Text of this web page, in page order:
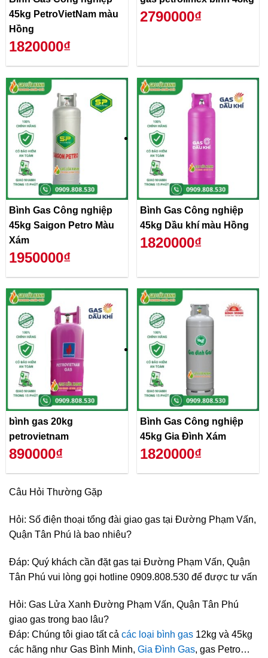
45kg PetroVietNam màu
Hồng
1820000₫
2790000₫
Bình Gas Công nghiệp
45kg Saigon Petro Màu
Xám
1950000₫
Bình Gas Công nghiệp
45kg Dầu khí màu Hồng
1820000₫
bình gas 20kg
petrovietnam
890000₫
Bình Gas Công nghiệp
45kg Gia Đình Xám
1820000₫
Câu Hỏi Thường Gặp
Hỏi: Số điện thoại tổng đài giao gas tại Đường Phạm Vấn,
Quận Tân Phú là bao nhiêu?
Đáp: Quý khách cần đặt gas tại Đường Phạm Vấn, Quận
Tân Phú vui lòng gọi hotline 0909.808.530 để được tư vấn
Hỏi: Gas Lửa Xanh Đường Phạm Vấn, Quận Tân Phú
giao gas trong bao lâu?
Đáp: Chúng tôi giao tất cả các loại bình gas 12kg và 45kg
các hãng như Gas Bình Minh, Gia Đình Gas, gas Petro…